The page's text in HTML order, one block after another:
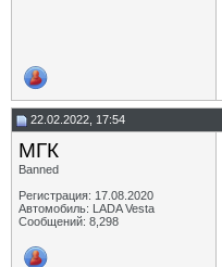
22.02.2022, 17:54
МГК
Banned
Регистрация: 17.08.2020
Автомобиль: LADA Vesta
Сообщений: 8,298